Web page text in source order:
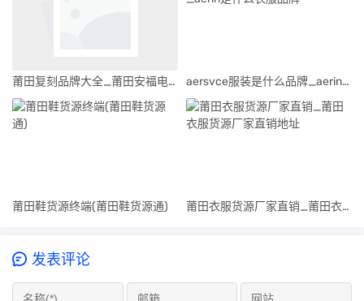
莆田复刻品牌大全_莆田安福电商城414号档口 aersvce服装是什么品牌_aerin是什么衣服品牌
莆田鞋货源终端(莆田鞋货源通) 莆田衣服货源厂家直销_莆田衣服货源厂家直销地址
发表评论